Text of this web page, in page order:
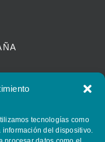
tecnologías como
información del dispositivo.